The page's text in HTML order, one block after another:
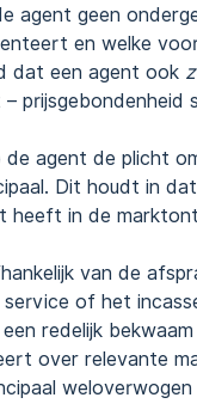
agent geen
en welke
dat een agent ook
prijsgebondenheid
de agent de plicht
Dit houdt in
heeft in de
van de
of het
redelijk
over relevante
weloverwogen